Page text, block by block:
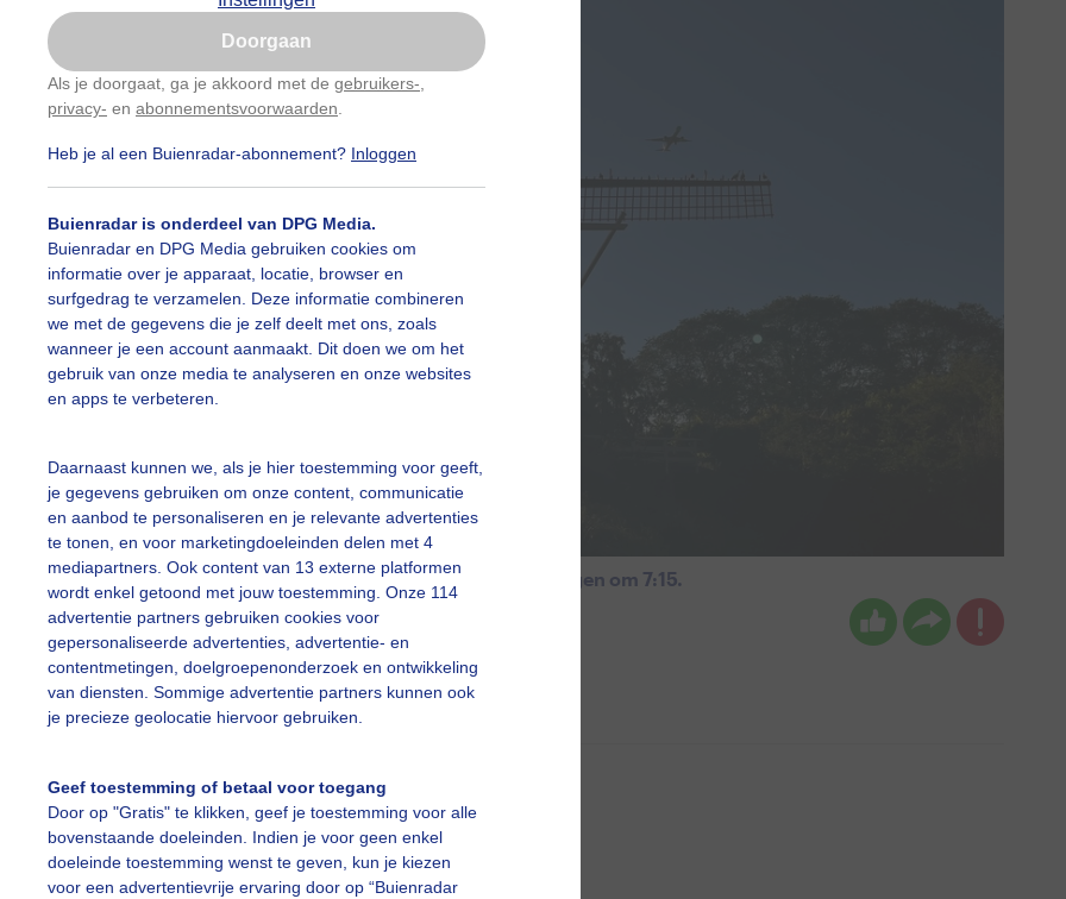
Doorgaan
Als je doorgaat, ga je akkoord met de gebruikers-
privacy- en abonnementsvoorwaarden
Heb je al een Buienradar-abonnement? Inloggen
Buienradar is onderdeel van DPG Media.
Buienradar en DPG Media gebruiken cookies om
informatie over je apparaat, locatie, browser en
surfgedrag te verzamelen. Deze informatie combineren
we met de gegevens die je zelf deelt met ons, zoals
wanneer je een account aanmaakt. Dit doen we om het
gebruik van onze media te analyseren en onze websites
en apps te verbeteren.
Daarnaast kunnen we, als je hier toestemming voor geeft,
je gegevens gebruiken om onze content, communicatie
en aanbod te personaliseren en je relevante advertenties
te tonen, en voor marketingdoeleinden delen met 4
mediapartners. Ook content van 13 externe platformen
wordt enkel getoond met jouw toestemming. Onze 114
advertentie partners gebruiken cookies voor
gepersonaliseerde advertenties, advertentie- en
contentmetingen, doelgroepenonderzoek en ontwikkeling
van diensten. Sommige advertentie partners kunnen ook
je precieze geolocatie hiervoor gebruiken.
Geef toestemming of betaal voor toegang
Door op "Gratis" te klikken, geef je toestemming voor alle
bovenstaande doeleinden. Indien je voor geen enkel
doeleinde toestemming wenst te geven, kun je kiezen
voor een advertentievrije ervaring door op “Buienradar
lage zon prikt door de laatste dampen grondmist heen vanmorgen om 7:15.
Arjan Eikelenboom Gemaakt: 11-06-2026, 66x bekeken
Dieren
slideshow
Nu niet, misschien later
Gebruik je Safari en wil je niet elke dag deze pop-up
Klikhierom dit aan te passen